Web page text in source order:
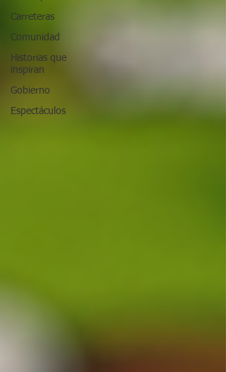
Carreteras
Comunidad
Historias que
inspiran
Gobierno
Espectáculos